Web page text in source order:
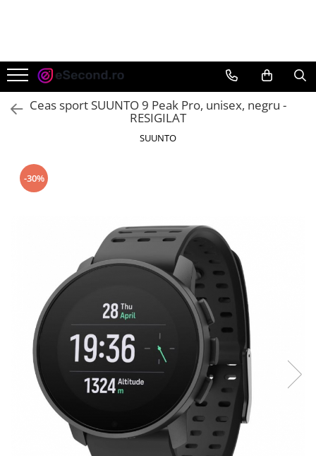
Auto Moto
Accesorii Auto
Anvelope & Jante
Electronice Auto
Intretinere & Cosmetica auto
Reparatii si echipamente auto
Casa, Gradina & Bricolaj
Accesorii usi
Bucatarie & Servire
Curatenie si intretinere
Decoratiuni
Gradinarit
Hobby-uri creative
Iluminat & Electrice
Kit-uri automatizari porti si usi
Ceas sport SUUNTO 9 Peak Pro, unisex, negru -
RESIGILAT
SUUNTO
-30%